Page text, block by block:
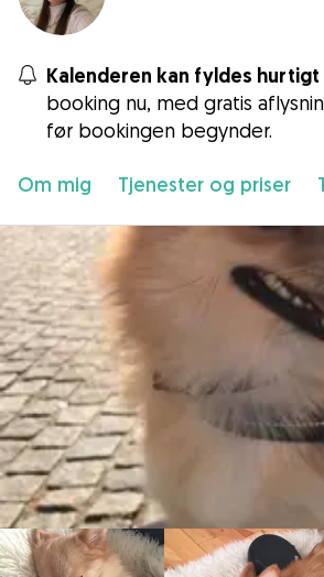
Kalenderen kan fyldes hurtigt
booking nu, med gratis
før bookingen begynder.
Om mig Tjenester og priser